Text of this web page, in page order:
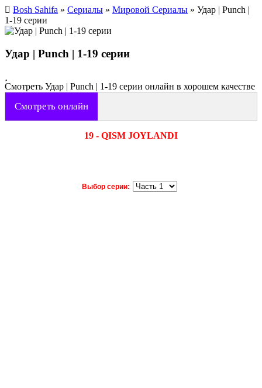
Bosh Sahifa » Сериалы » Мировой Сериалы » Удар | Punch |
1-19 серии
Удар | Punch | 1-19 серии
Смотреть Удар | Punch | 1-19 серии онлайн в хорошем качестве
Смотреть онлайн
19 - QISM JOYLANDI
Выбор серии: